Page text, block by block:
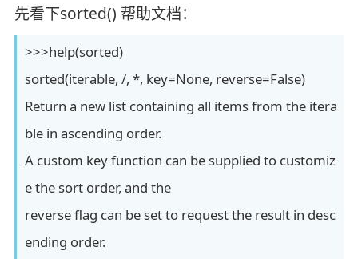
先看下sorted() 帮助文档：
>>>help(sorted)
sorted(iterable, /, *, key=None, reverse=False)
Return a new list containing all items from the itera
ble in ascending order.
A custom key function can be supplied to customiz
e the sort order, and the
reverse flag can be set to request the result in desc
ending order.